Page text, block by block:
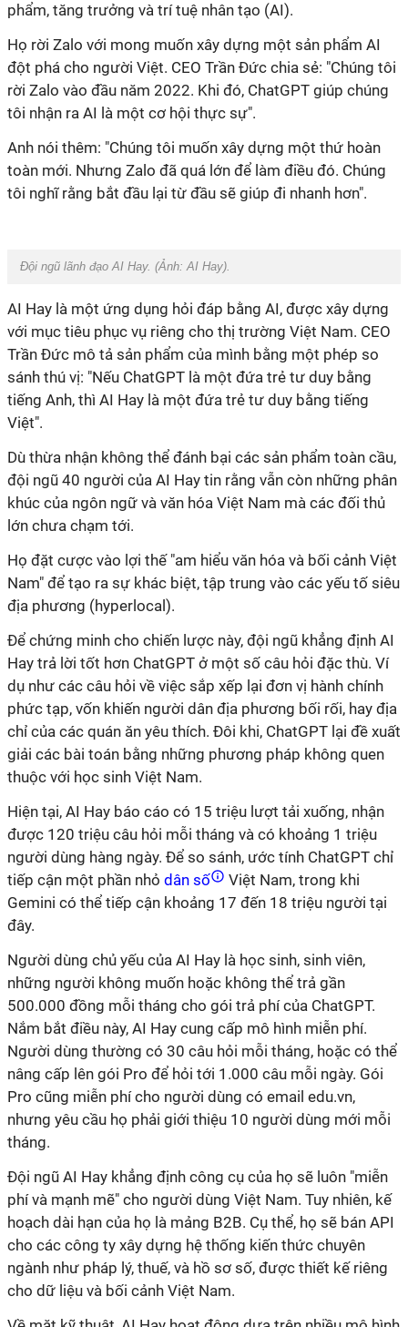
phẩm, tăng trưởng và trí tuệ nhân tạo (AI).
Họ rời Zalo với mong muốn xây dựng một sản phẩm AI
đột phá cho người Việt. CEO Trần Đức chia sẻ: "Chúng tôi
rời Zalo vào đầu năm 2022. Khi đó, ChatGPT giúp chúng
tôi nhận ra AI là một cơ hội thực sự".
Anh nói thêm: "Chúng tôi muốn xây dựng một thứ hoàn
toàn mới. Nhưng Zalo đã quá lớn để làm điều đó. Chúng
tôi nghĩ rằng bắt đầu lại từ đầu sẽ giúp đi nhanh hơn".
Đội ngũ lãnh đạo AI Hay. (Ảnh: AI Hay).
AI Hay là một ứng dụng hỏi đáp bằng AI, được xây dựng
với mục tiêu phục vụ riêng cho thị trường Việt Nam. CEO
Trần Đức mô tả sản phẩm của mình bằng một phép so
sánh thú vị: "Nếu ChatGPT là một đứa trẻ tư duy bằng
tiếng Anh, thì AI Hay là một đứa trẻ tư duy bằng tiếng
Việt".
Dù thừa nhận không thể đánh bại các sản phẩm toàn cầu,
đội ngũ 40 người của AI Hay tin rằng vẫn còn những phân
khúc của ngôn ngữ và văn hóa Việt Nam mà các đối thủ
lớn chưa chạm tới.
Họ đặt cược vào lợi thế "am hiểu văn hóa và bối cảnh Việt
Nam" để tạo ra sự khác biệt, tập trung vào các yếu tố siêu
địa phương (hyperlocal).
Để chứng minh cho chiến lược này, đội ngũ khẳng định AI
Hay trả lời tốt hơn ChatGPT ở một số câu hỏi đặc thù. Ví
dụ như các câu hỏi về việc sắp xếp lại đơn vị hành chính
phức tạp, vốn khiến người dân địa phương bối rối, hay địa
chỉ của các quán ăn yêu thích. Đôi khi, ChatGPT lại đề xuất
giải các bài toán bằng những phương pháp không quen
thuộc với học sinh Việt Nam.
Hiện tại, AI Hay báo cáo có 15 triệu lượt tải xuống, nhận
được 120 triệu câu hỏi mỗi tháng và có khoảng 1 triệu
người dùng hàng ngày. Để so sánh, ước tính ChatGPT chỉ
tiếp cận một phần nhỏ dân số
Việt Nam, trong khi
Gemini có thể tiếp cận khoảng 17 đến 18 triệu người tại
đây.
Người dùng chủ yếu của AI Hay là học sinh, sinh viên,
những người không muốn hoặc không thể trả gần
500.000 đồng mỗi tháng cho gói trả phí của ChatGPT.
Nắm bắt điều này, AI Hay cung cấp mô hình miễn phí.
Người dùng thường có 30 câu hỏi mỗi tháng, hoặc có thể
nâng cấp lên gói Pro để hỏi tới 1.000 câu mỗi ngày. Gói
Pro cũng miễn phí cho người dùng có email edu.vn,
nhưng yêu cầu họ phải giới thiệu 10 người dùng mới mỗi
tháng.
Đội ngũ AI Hay khẳng định công cụ của họ sẽ luôn "miễn
phí và mạnh mẽ" cho người dùng Việt Nam. Tuy nhiên, kế
hoạch dài hạn của họ là mảng B2B. Cụ thể, họ sẽ bán API
cho các công ty xây dựng hệ thống kiến thức chuyên
ngành như pháp lý, thuế, và hồ sơ số, được thiết kế riêng
cho dữ liệu và bối cảnh Việt Nam.